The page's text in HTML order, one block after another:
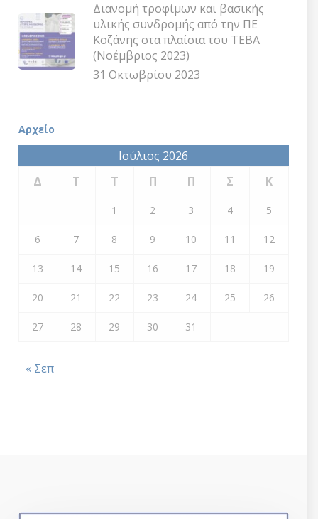
Διανομή τροφίμων και βασικής
υλικής συνδρομής από την ΠΕ
Κοζάνης στα πλαίσια του ΤΕΒΑ
(Νοέμβριος 2023)
31 Οκτωβρίου 2023
Αρχείο
Ιούλιος 2026
Δ
Τ Τ Π Π Σ Κ
1 2 3 4 5
6 7 8 9 10 11 12
13 14 15 16 17 18 19
20 21 22 23 24 25 26
27 28 29 30 31
« Σεπ